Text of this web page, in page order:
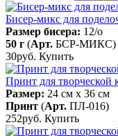
Бисер-микс для
Размер бисера: 12/о
50 г (Арт. БСР-МИКС)
30руб. Купить
Принт для
Размер: 24 см x 36 см
Принт (Арт. ПЛ-016)
252руб. Купить